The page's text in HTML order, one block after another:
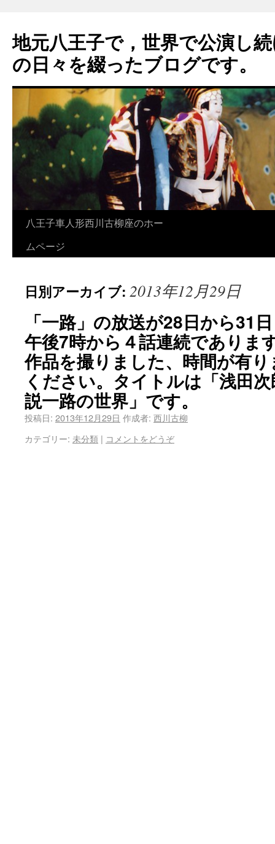
地元八王子で，世界で公演し
の日々を綴ったブログです。
八王子車人形西川古柳座のホー
ムページ
日別アーカイブ: 2013年12月29日
「一路」の放送が28日から31
午後7時から４話連続でありま
作品を撮りました、時間が有
ください。タイトルは「浅田
説一路の世界」です。
投稿日: 2013年12月29日 作成者: 西川古柳
カテゴリー: 未分類 | コメントをどうぞ